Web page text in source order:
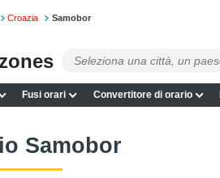
Croazia Samobor
Fusi orari Convertitore di orario
Samobor